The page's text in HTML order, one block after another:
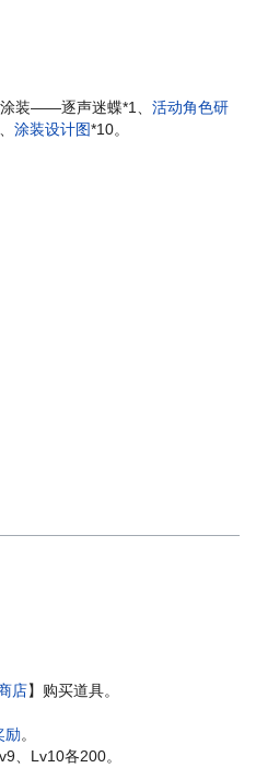
涂装——逐声迷蝶*1、 活动角色研
涂装设计图*10。
店】购买道具。
励。
、Lv10各200。